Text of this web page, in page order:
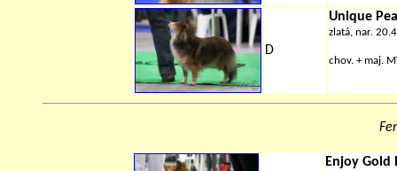
D
Unique
zlatá, nar.
chov. + maj.
Enjoy Gold